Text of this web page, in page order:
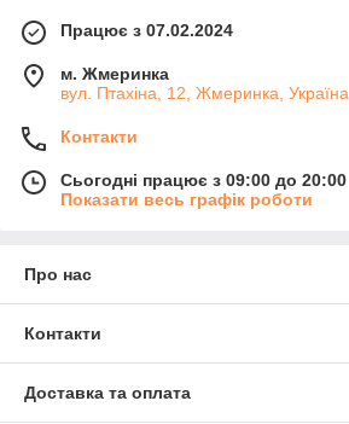
Працює з 07.02.2024
м. Жмеринка
вул. Птахіна, 12, Жмеринка, Україна
Контакти
Сьогодні працює з 09:00 до 20:00
Показати весь графік роботи
Про нас
Контакти
Доставка та оплата